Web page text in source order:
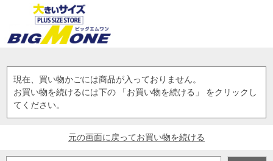
現在、買い物かごには商品が入っておりません。
お買い物を続けるには下の 「お買い物を続ける」 をクリックし
てください。
元の画面に戻ってお買い物を続ける